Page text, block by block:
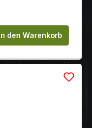
den
den Warenkorb